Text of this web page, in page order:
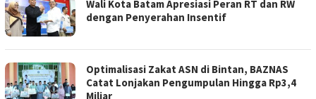
Wali Kota Batam Apresiasi Peran RT dan RW
dengan Penyerahan Insentif
Optimalisasi Zakat ASN di Bintan, BAZNAS
Catat Lonjakan Pengumpulan Hingga Rp3,4
Miliar